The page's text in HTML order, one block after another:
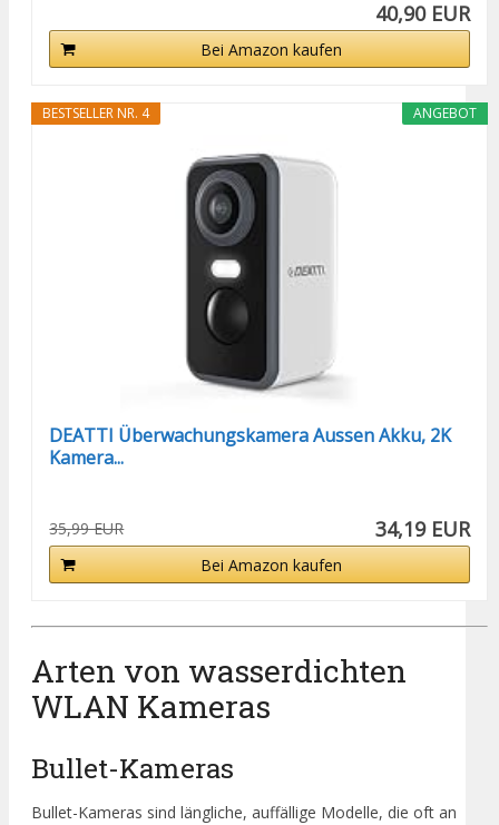
40,90 EUR
Bei Amazon kaufen
ANGEBOT
BESTSELLER NR. 4
DEATTI Überwachungskamera Aussen Akku, 2K
Kamera...
35,99 EUR 34,19 EUR
Bei Amazon kaufen
Arten von wasserdichten
WLAN Kameras
Bullet-Kameras
Bullet-Kameras sind längliche, auffällige Modelle, die oft an